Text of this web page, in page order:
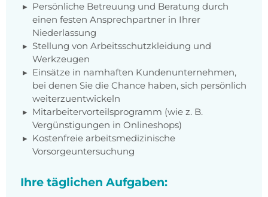
Persönliche Betreuung und Beratung durch
einen festen Ansprechpartner in Ihrer
Niederlassung
Stellung von Arbeitsschutzkleidung und
Werkzeugen
Einsätze in namhaften Kundenunternehmen,
bei denen Sie die Chance haben, sich persönlich
weiterzuentwickeln
Mitarbeitervorteilsprogramm (wie z. B.
Vergünstigungen in Onlineshops)
Kostenfreie arbeitsmedizinische
Vorsorgeuntersuchung
Ihre täglichen Aufgaben: